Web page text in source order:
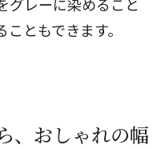
ともできます。
、おしゃれの幅